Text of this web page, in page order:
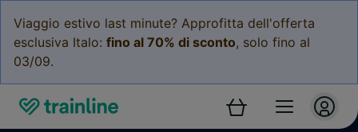
Viaggio estivo last minute? Approfitta dell'offerta
esclusiva Italo: fino al 70% di sconto, solo fino al
03/09.